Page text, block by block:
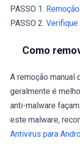
PASSO 1.
PASSO 2. Verifique
Como
A remoção manual
geralmente é
anti-malware
este malware,
Antivirus para